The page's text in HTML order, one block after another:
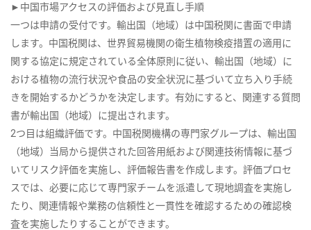
►中国市場アクセスの評価および見直し手順
一つは申請の受付です。輸出国（地域）は中国税関に書面で申請
します。中国税関は、世界貿易機関の衛生植物検疫措置の適用に
関する協定に規定されている全体原則に従い、輸出国（地域）に
おける植物の流行状況や食品の安全状況に基づいて立ち入り手続
きを開始するかどうかを決定します。有効にすると、関連する質問
書が輸出国（地域）に提出されます。
2つ目は組織評価です。中国税関機構の専門家グループは、輸出国
（地域）当局から提供された回答用紙および関連技術情報に基づ
いてリスク評価を実施し、評価報告書を作成します。評価プロセ
スでは、必要に応じて専門家チームを派遣して現地調査を実施し
たり、関連情報や業務の信頼性と一貫性を確認するための確認検
査を実施したりすることができます。